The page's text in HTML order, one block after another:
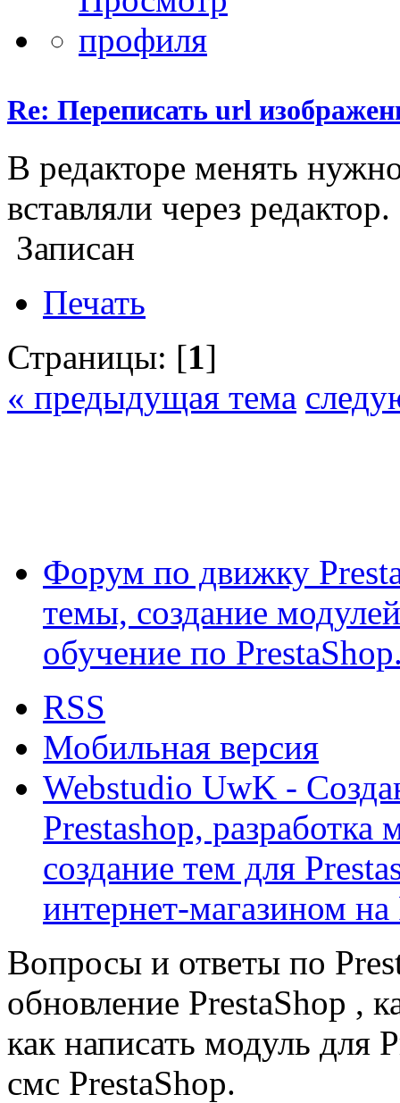
Re: Переписать url
В редакторе менять
вставляли через редактор.
Записан
Печать
Страницы: [1]
« предыдущая тема
Форум по движку
темы, создание
обучение по
RSS
Мобильная версия
Webstudio UwK -
Prestashop, разработка
создание тем для
интернет-магазином на
Вопросы и ответы по
обновление PrestaShop ,
как написать модуль для
смс PrestaShop.